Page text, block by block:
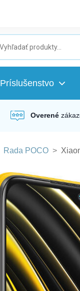
Príslušenstvo
Overené
Rada POCO >